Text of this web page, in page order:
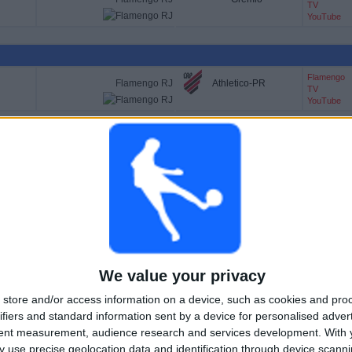
We value your privacy
store and/or access information on a device, such as cookies and
and standard information sent by a device for personalised
measurement, audience research and services development. With
use precise geolocation data and identification through device
TV
YouTube
Flamengo RJ Athletico-PR
Flamengo
TV
YouTube
Flamengo RJ
Chapecoense-SC
TV YOUTUBE I NORGE
, kan vi gi følgende data:
3 14